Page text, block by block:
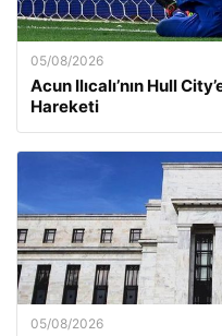
05/08/2026
Acun Ilıcalı’nın Hull
Hareketi
05/08/2026